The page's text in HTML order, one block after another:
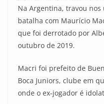
Na Argentina, travou
batalha com Maurício
que foi derrotado por
outubro de 2019.
Macri foi prefeito de
Boca Juniors, clube em
onde o ex-jogador é